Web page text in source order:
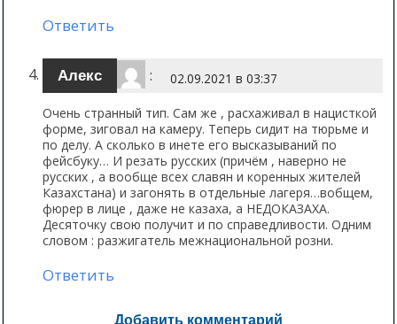
Ответить
Алекс : 02.09.2021 в 03:37
Очень странный тип. Сам же , расхаживал в нацисткой
форме, зиговал на камеру. Теперь сидит на тюрьме и
по делу. А сколько в инете его высказываний по
фейсбуку… И резать русских (причём , наверно не
русских , а вообще всех славян и коренных жителей
Казахстана) и загонять в отдельные лагеря…вобщем,
фюрер в лице , даже не казаха, а НЕДОКАЗАХА.
Десяточку свою получит и по справедливости. Одним
словом : разжигатель межнациональной розни.
Ответить
Добавить комментарий